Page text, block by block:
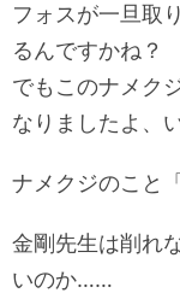
フォスが一旦取
るんですかね？
でもこのナメク
なりましたよ、
ナメクジのこと
金剛先生は削れ
いのか……